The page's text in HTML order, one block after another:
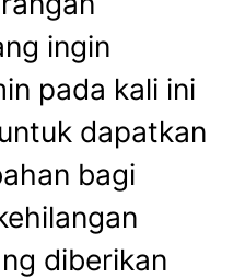
ingin
pada kali ini
dapatkan
bagi
diberikan